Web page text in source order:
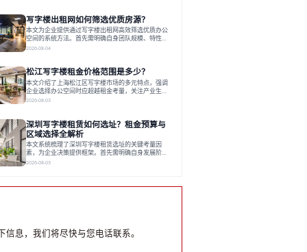
衡。对于许多正在成长或寻求稳定发展的企业而言，
寻找一处合适的办公空间是一项至关重要的决策。这
不仅关系到团队的日常工作效率与协作氛围，更直接
影响着企业的品牌形象、运营成本
写字楼出租网如何筛选优质房源？
本文为企业提供通过写字楼出租网高效筛选优质办公
空间的系统方法。首先需明确自身团队规模、特性、
预算等核心需求。线上筛选时，应深入解读房源参
背景与持续服务能力。完成线上初选后，必须进行线
下实地验证，核对空间实景、测试设施、感受园区氛
围并确认合同条款，从而做出精确决策。在数字化时
代，写字楼出租网已成为企业寻找
2026-08-04
松江写字楼租金价格范围是多少？
本文介绍了上海松江区写字楼市场的多元特点，强调
企业选择办公空间时应超越租金考量，关注产业生态
与综合服务。文章分析了市场概况、影响空间价值的
建服务生态助力企业成长，建议企业系统评估需求与
长期价值，选择匹配的发展载体。对于许多寻求在上
海松江区设立或扩展办公空间的企业而言，了解该区
域的写字楼市场概况是决策的首先
2026-08-03
深圳写字楼租赁如何选址？租金预算与
区域选择全解析
本文系统梳理了深圳写字楼租赁选址的关键考量因
素，为企业决策提供框架。首先需明确自身发展阶
段、团队规模和文化特质等核心需求。深圳多中心商
业园注重生态与社群，适合文创、科技类企业。评估
2026-08-03
信息，我们将尽快与您电话联系。